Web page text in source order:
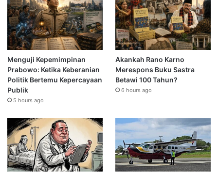
Menguji Kepemimpinan
Prabowo: Ketika Keberanian
Politik Bertemu Kepercayaan
Publik
5 hours ago
Akankah Rano Karno
Merespons Buku Sastra
Betawi 100 Tahun?
6 hours ago